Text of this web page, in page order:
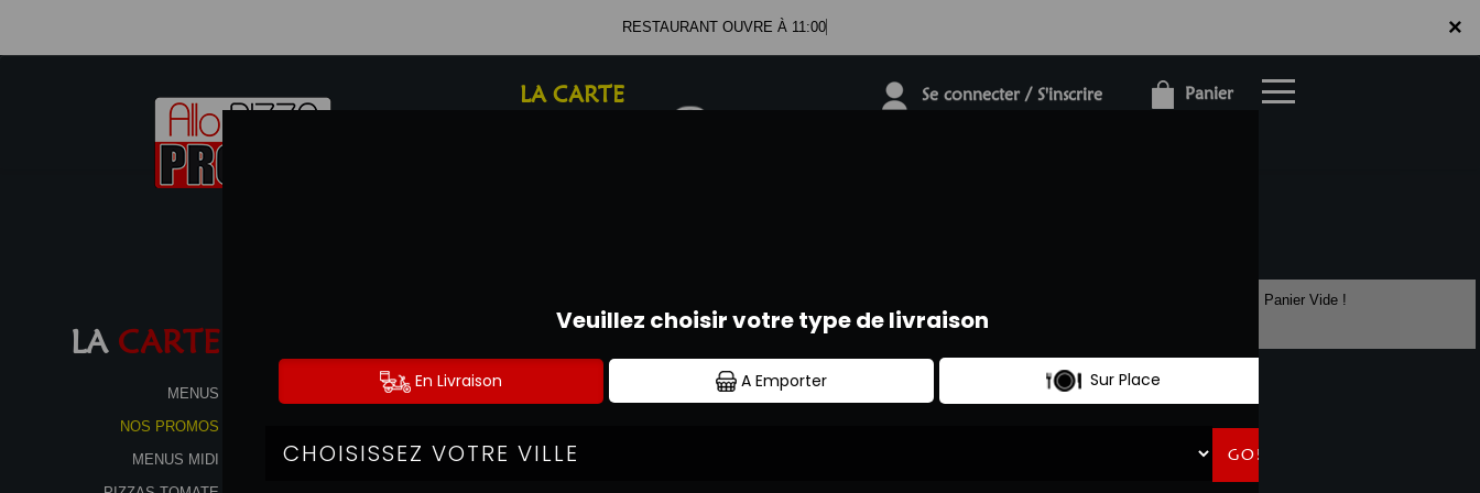
×
RESTAURANT OUVRE À 11:00
LA CARTE Se connecter / S'inscrire Panier
×
LA CARTE
MENUS
NOS PROMOS
MENUS MIDI
FAJITAS Panier Vide !